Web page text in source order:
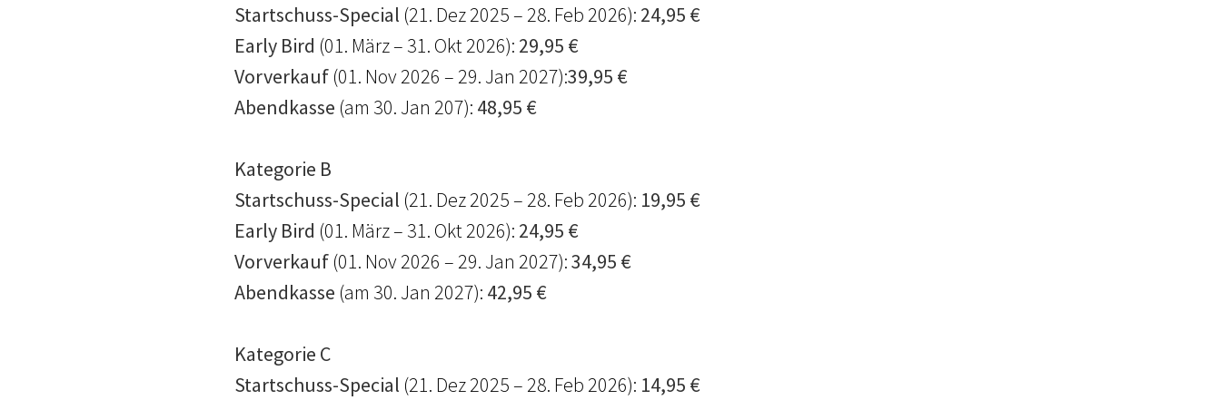
Startschuss-Special (21. Dez 2025 – 28. Feb 2026): 24,95 €
Early Bird (01. März – 31. Okt 2026): 29,95 €
Vorverkauf (01. Nov 2026 – 29. Jan 2027):39,95 €
Abendkasse (am 30. Jan 207): 48,95 €
Kategorie B
Startschuss-Special (21. Dez 2025 – 28. Feb 2026): 19,95 €
Early Bird (01. März – 31. Okt 2026): 24,95 €
Vorverkauf (01. Nov 2026 – 29. Jan 2027):34,95 €
Abendkasse (am 30. Jan 2027): 42,95 €
Kategorie C
Startschuss-Special (21. Dez 2025 – 28. Feb 2026): 14,95 €